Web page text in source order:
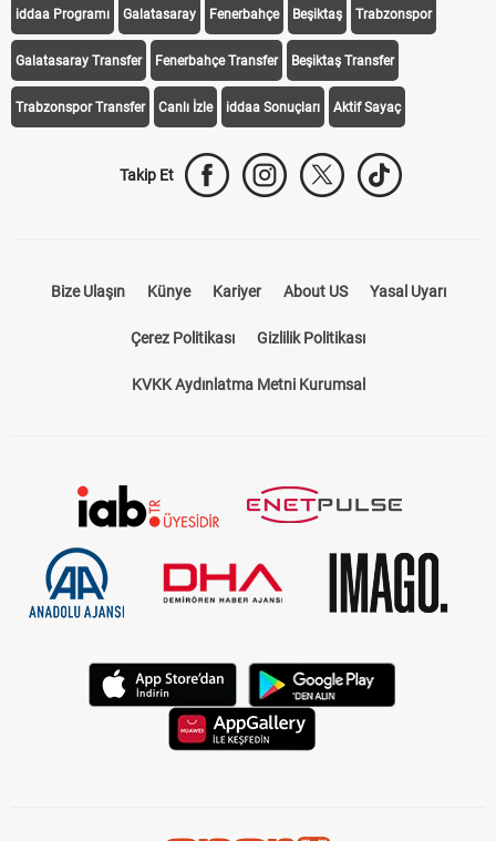
iddaa Programı Galatasaray Fenerbahçe Beşiktaş Trabzonspor
Galatasaray Transfer Fenerbahçe Transfer Beşiktaş Transfer
Trabzonspor Transfer Canlı İzle iddaa Sonuçları Aktif Sayaç
Takip Et
Bize Ulaşın Künye Kariyer About US Yasal Uyarı
Çerez Politikası Gizlilik Politikası
KVKK Aydınlatma Metni Kurumsal